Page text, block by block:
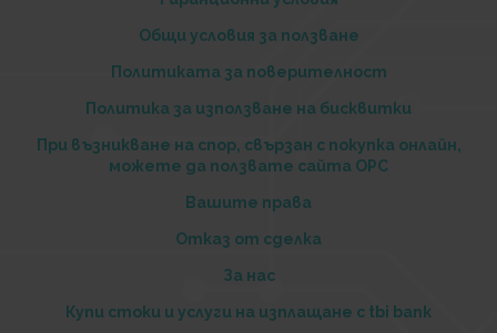
Общи условия за ползване
Политиката за поверителност
Политика за използване на бисквитки
При възникване на спор, свързан с покупка онлайн,
можете да ползвате сайта ОРС
Вашите права
Отказ от сделка
За нас
Купи стоки и услуги на изплащане с tbi bank